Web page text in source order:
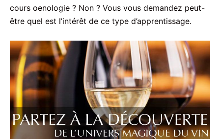
cours oenologie ? Non ? Vous vous demandez peut-
être quel est l’intérêt de ce type d’apprentissage.